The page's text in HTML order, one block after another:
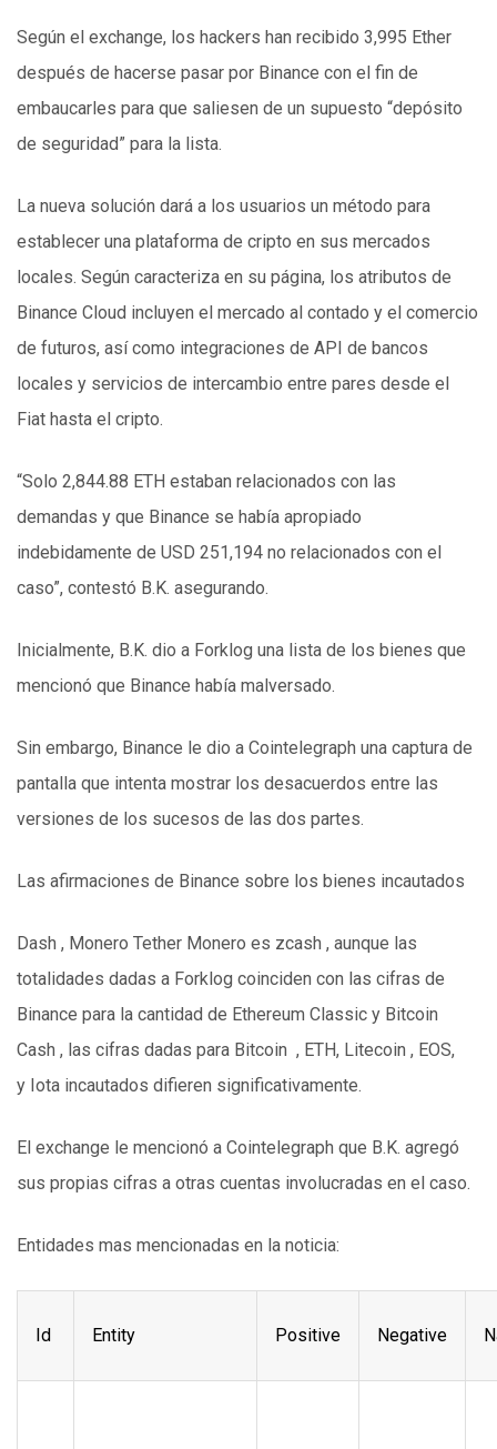
Según el exchange, los hackers han recibido 3,995 Ether
después de hacerse pasar por Binance con el fin de
embaucarles para que saliesen de un supuesto “depósito
de seguridad” para la lista.
La nueva solución dará a los usuarios un método para
establecer una plataforma de cripto en sus mercados
locales. Según caracteriza en su página, los atributos de
Binance Cloud incluyen el mercado al contado y el comercio
de futuros, así como integraciones de API de bancos
locales y servicios de intercambio entre pares desde el
Fiat hasta el cripto.
“Solo 2,844.88 ETH estaban relacionados con las
demandas y que Binance se había apropiado
indebidamente de USD 251,194 no relacionados con el
caso”, contestó B.K. asegurando.
Inicialmente, B.K. dio a Forklog una lista de los bienes que
mencionó que Binance había malversado.
Sin embargo, Binance le dio a Cointelegraph una captura de
pantalla que intenta mostrar los desacuerdos entre las
versiones de los sucesos de las dos partes.
Las afirmaciones de Binance sobre los bienes incautados
Dash , Monero Tether Monero es zcash , aunque las
totalidades dadas a Forklog coinciden con las cifras de
Binance para la cantidad de Ethereum Classic y Bitcoin
Cash , las cifras dadas para Bitcoin , ETH, Litecoin , EOS,
y Iota incautados difieren significativamente.
El exchange le mencionó a Cointelegraph que B.K. agregó
sus propias cifras a otras cuentas involucradas en el caso.
Entidades mas mencionadas en la noticia:
Id Entity Positive Negative